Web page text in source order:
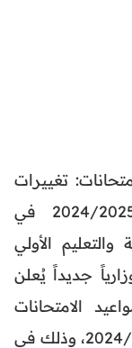
تغييرات
لموسم 2024/2025 في
الأولي
جديداً يُعلن
الامتحانات
الموحدة برسم الموسم الدراسي 2024/2025، وذلك في